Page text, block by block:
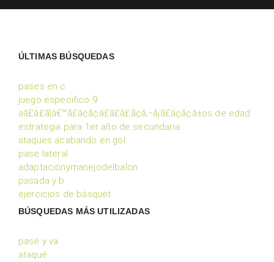
ÚLTIMAS BÚSQUEDAS
pases en c
juego especifico 9
aã£â£ã¦â€™ã£â¢ã¢â£ã£â£ã¢â‚¬å¡ã£â¢ã¢â±os de edad
estrategia para 1er año de secundaria
ataques acabando en gol
pase lateral
adaptaciónymanejodelbalon
pasada y b
ejercicios de básquet
BÚSQUEDAS MÁS UTILIZADAS
pasé y va
ataqué